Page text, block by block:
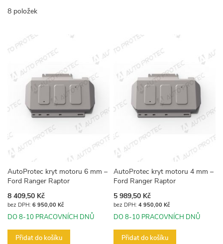
8 položek
AutoProtec kryt motoru 6 mm –
Ford Ranger Raptor
8 409,50 Kč
6 950,00 Kč
DO 8-10 PRACOVNÍCH DNŮ
Přidat do košíku
AutoProtec kryt motoru 4 mm –
Ford Ranger Raptor
5 989,50 Kč
4 950,00 Kč
DO 8-10 PRACOVNÍCH DNŮ
Přidat do košíku